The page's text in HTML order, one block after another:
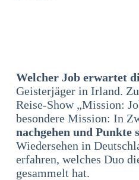
Welcher Job erwartet
Geisterjäger in Irland.
Reise-Show „Mission:
besondere Mission: In
nachgehen und Punkte
Wiedersehen in
erfahren, welches Duo
gesammelt hat.